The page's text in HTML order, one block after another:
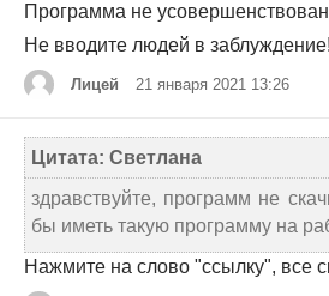
Программа не
Не вводите людей в
Лицей 21 января 2021 13:26
Цитата: Светлана
здравствуйте, программ не
бы иметь такую программу на
Нажмите на слово "ссылку", все